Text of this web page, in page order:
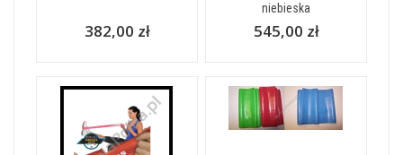
382,00 zł
niebieska
545,00 zł